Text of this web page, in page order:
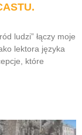
ludzi” łączy moje
lektora języka
które